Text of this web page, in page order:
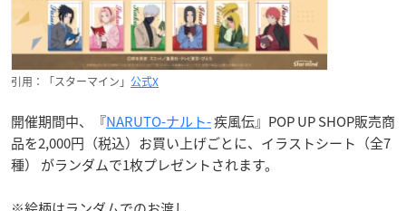
引用：「スターマイン」 公式X
開催期間中、『NARUTO-ナルト-疾風伝』POP UP SHOP販売商
品を2,000円（税込）お買い上げごとに、イラストシート（全7
種） がランダムで1枚プレゼントされます。